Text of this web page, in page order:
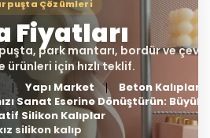
Yapı Market
Beton Kalıpları
Sanat Eserine Dönüştürün: Büyük
Silikon Kalıplar
silikon kalıp